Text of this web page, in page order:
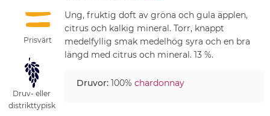
Prisvärt
Druv- eller
distrikttypisk
Ung, fruktig doft av gröna och gula äpplen,
citrus och kalkig mineral. Torr, knappt
medelfyllig smak medelhög syra och en bra
längd med citrus och mineral. 13 %.
Druvor:100% chardonnay